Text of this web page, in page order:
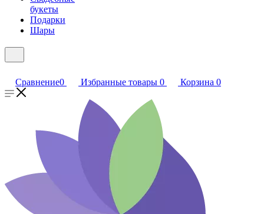
букеты
Подарки
Шары
Сравнение0 Избранные товары 0 Корзина 0